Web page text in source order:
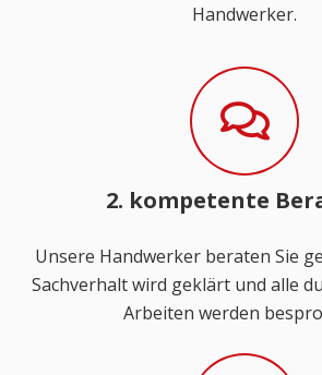
Handwerker.
2. kompetente
Unsere Handwerker beraten Sie
Sachverhalt wird geklärt und alle
Arbeiten werden